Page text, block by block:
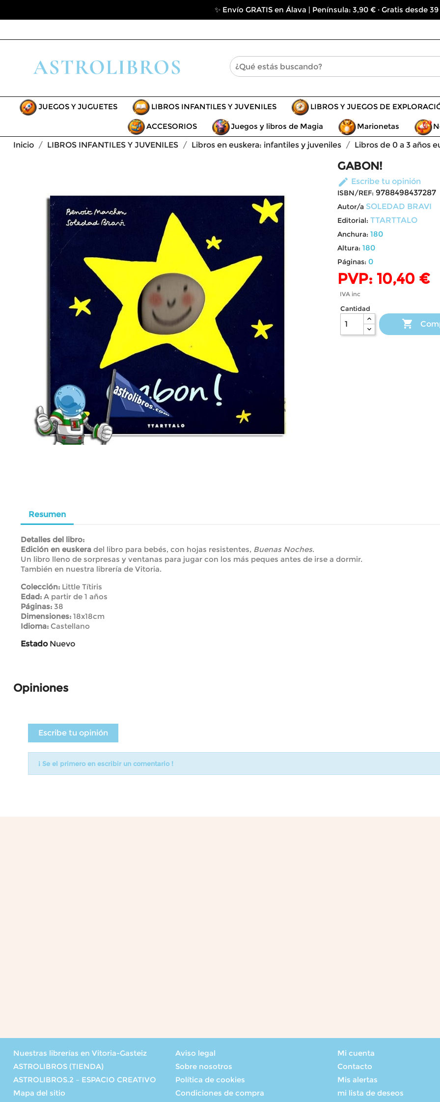
✨ Envío GRATIS en Álava | Península: 3,90 € · Gratis desde
JUEGOS Y JUGUETES LIBROS INFANTILES Y JUVENILES LIBROS Y JUEGOS DE
ACCESORIOS Juegos y libros de Magia Marionetas
Inicio
LIBROS INFANTILES Y JUVENILES Libros en euskera: infantiles y juveniles Libros de 0 a 3 años
GABON!
edit Escribe tu opinión
ISBN/REF: 9788498437287
Autor/a SOLEDAD BRAVI
Editorial: TTARTTALO
Anchura: 180
Altura: 180
Páginas: 0
PVP: 10,40 €
IVA inc
Cantidad

Resumen
Detalles del libro:
Edición en euskera del libro para bebés, con hojas resistentes, Buenas Noches.
Un libro lleno de sorpresas y ventanas para jugar con los más peques antes de irse a dormir.
También en nuestra librería de Vitoria.
Colección: Little Títiris
Edad: A partir de 1 años
Páginas: 38
Dimensiones: 18x18cm
Idioma: Castellano
Estado Nuevo
Opiniones
Escribe tu opinión
¡ Se el primero en escribir un comentario !
Nuestras librerías en Vitoria-Gasteiz
ASTROLIBROS (TIENDA)
ASTROLIBROS.2 – ESPACIO CREATIVO
Mapa del sitio
Aviso legal
Sobre nosotros
Política de cookies
Condiciones de compra
Mi cuenta
Contacto
Mis alertas
mi lista de deseos